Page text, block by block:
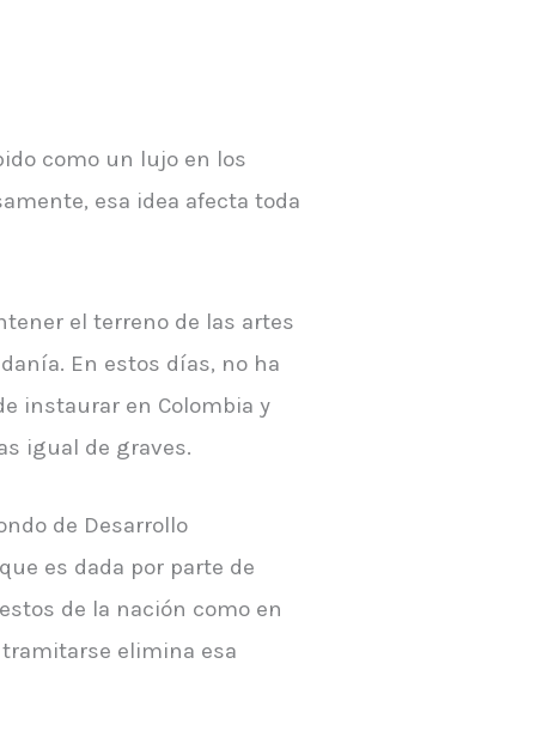
como un lujo en los
esa idea afecta toda
el terreno de las artes
En estos días, no ha
instaurar en Colombia y
igual de graves.
de Desarrollo
es dada por parte de
de la nación como en
elimina esa